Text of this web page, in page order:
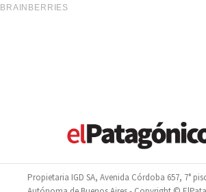
Propietaria IGD SA, Avenida Córdoba 657, 7°